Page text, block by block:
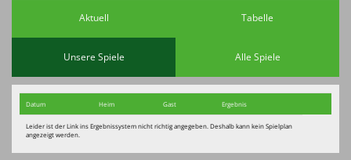
Terminkalender
Vereinsnews
Aktuell Tabelle
Unsere Spiele Alle Spiele
Datum Heim Gast Ergebnis
Leider ist der Link ins Ergebnissystem nicht richtig angegeben. Deshalb kann kein Spielplan
angezeigt werden.